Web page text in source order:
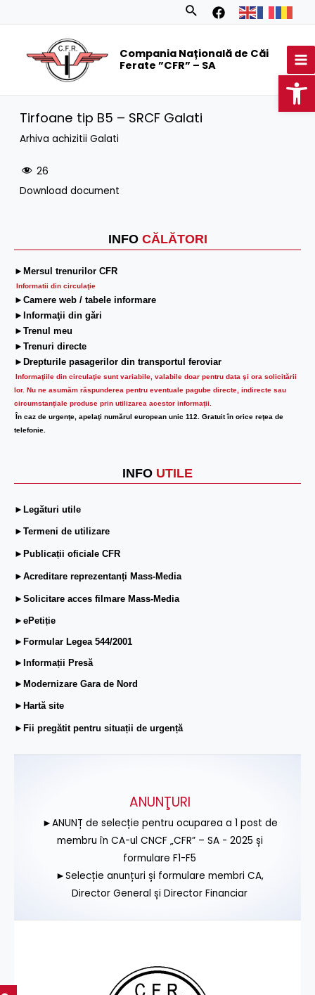
Search
Compania Națională de Căi
Ferate ”CFR” – SA
INFO CĂLĂTORI
►Mersul trenurilor CFR
Informatii din circulaţie
►Camere web / tabele informare
►Informaţii din gări
►Trenul meu
►Trenuri directe
►Drepturile pasagerilor din transportul feroviar
Informaţiile din circulaţie sunt variabile, valabile doar pentru data şi ora solicitării
lor. Nu ne asumăm răspunderea pentru eventuale pagube directe, indirecte sau
circumstanțiale produse prin utilizarea acestor informații.
În caz de urgenţe, apelaţi numărul european unic 112. Gratuit în orice reţea de
telefonie.
INFO UTILE
►Legături utile
►Termeni de utilizare
►Publicații oficiale CFR
►Acreditare reprezentanți Mass-Media
►Solicitare acces filmare Mass-Media
►ePetiție
►Formular Legea 544/2001
►Informații Presă
►Modernizare Gara de Nord
►Hartă site
►Fii pregătit pentru situații de urgență
Tirfoane tip B5 – SRCF Galati
Arhiva achizitii Galati
26
Download document
ANUNŢURI
►ANUNȚ de selecție pentru ocuparea a 1 post de
membru în CA-ul CNCF „CFR” – SA - 2025 și
formulare F1-F5
►Selecție anunțuri și formulare membri CA,
Director General și Director Financiar